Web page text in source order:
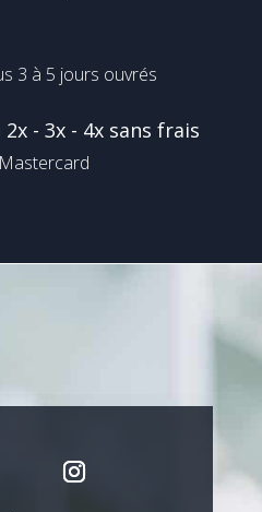
3 à 5 jours ouvrés
- 3x - 4x sans frais